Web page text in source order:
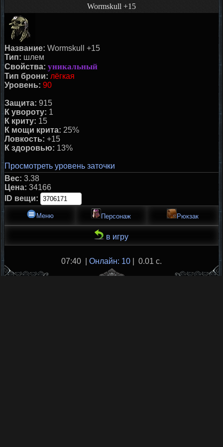
Wormskull +15
Название: Wormskull +15
Тип: шлем
Свойства: уникальный
Тип брони: лёгкая
Уровень: 90
Защита: 915
К увороту: 1
К криту: 15
К мощи крита: 25%
Ловкость: +15
К здоровью: 13%
Просмотреть уровень заточки
Вес: 3.38
Цена: 34166
ID вещи:
Меню Персонаж Рюкзак
в игру
07:40 | Онлайн: 10| 0.01 с.